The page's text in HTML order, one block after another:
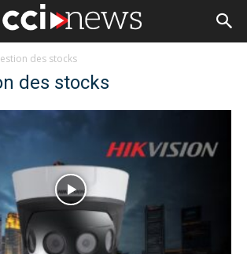
des stocks
des stocks